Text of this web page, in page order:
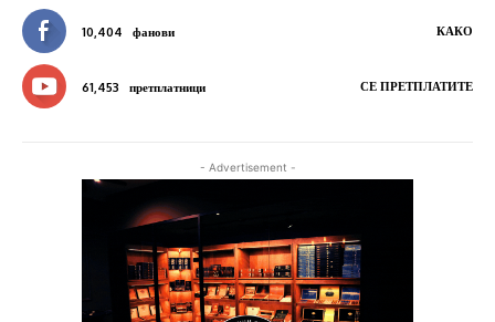
10,404 фанови КАКО
61,453 претплатници СЕ ПРЕТПЛАТИТЕ
- Advertisement -